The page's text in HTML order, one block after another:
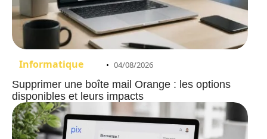
Informatique 04/08/2026
Supprimer une boîte mail Orange : les options
disponibles et leurs impacts